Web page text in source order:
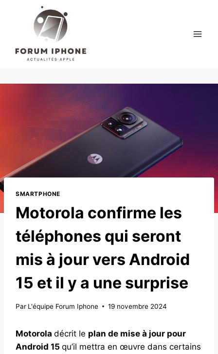
SMARTPHONE
Motorola confirme les
téléphones qui seront
mis à jour vers Android
15 et il y a une surprise
Par L'équipe Forum Iphone 19 novembre 2024
Motorola décrit le plan de mise à jour pour
Android 15 qu’il mettra en œuvre dans certains